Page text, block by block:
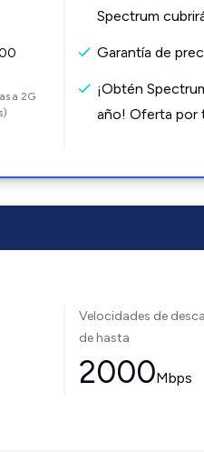
a 2G
Spectrum
Garantía de
¡Obtén
año! Oferta por
Velocidades de
de hasta
2000Mbps